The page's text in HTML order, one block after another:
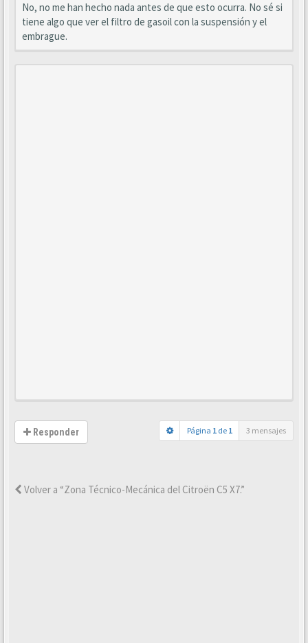
No, no me han hecho nada antes de que esto ocurra. No sé si
tiene algo que ver el filtro de gasoil con la suspensión y el
embrague.
Responder Página 1 de 1 3 mensajes
Volver a “Zona Técnico-Mecánica del Citroën C5 X7.”